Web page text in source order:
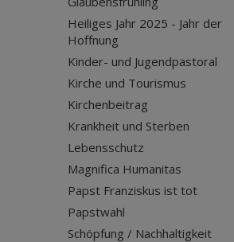
Heiliges Jahr 2025 - Jahr der
Hoffnung
Kinder- und Jugendpastoral
Kirche und Tourismus
Kirchenbeitrag
Krankheit und Sterben
Lebensschutz
Magnifica Humanitas
Papst Franziskus ist tot
Papstwahl
Schöpfung / Nachhaltigkeit